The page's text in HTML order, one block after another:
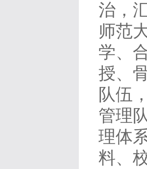
治，
师范
学、
授、
队伍
管理
理体
料、